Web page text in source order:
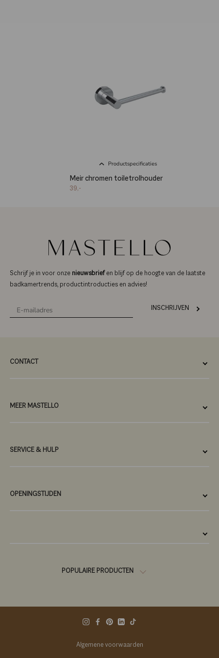
Productspecificaties
Meir chromen toiletrolhouder
39,-
Schrijf je in voor onze nieuwsbrief en blijf op de hoogte van de laatste
badkamertrends, productintroducties en advies!
INSCHRIJVEN
CONTACT
MEER MASTELLO
SERVICE & HULP
OPENINGSTIJDEN
POPULAIRE PRODUCTEN
Algemene voorwaarden